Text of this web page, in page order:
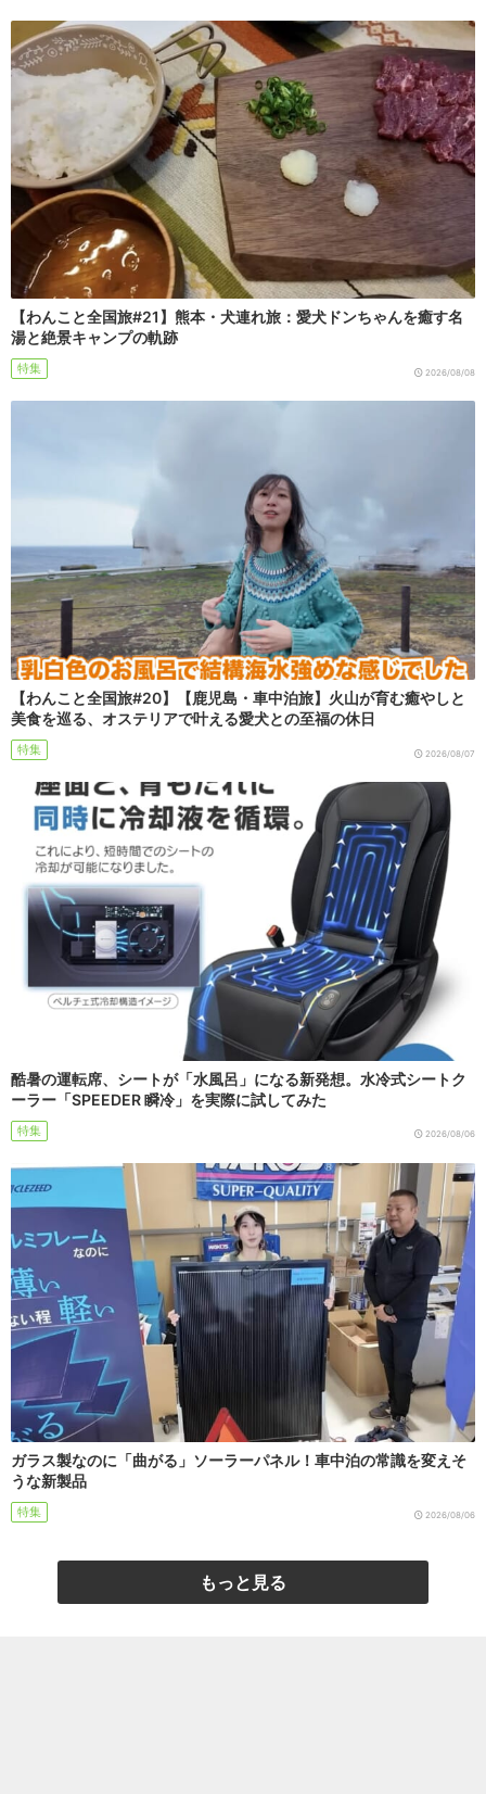
【わんこと全国旅#21】熊本・犬連れ旅：愛犬ドンちゃんを癒す名
湯と絶景キャンプの軌跡
特集 2026/08/08
【わんこと全国旅#20】【鹿児島・車中泊旅】火山が育む癒やしと
美食を巡る、オステリアで叶える愛犬との至福の休日
特集 2026/08/07
酷暑の運転席、シートが「水風呂」になる新発想。水冷式シートク
ーラー「SPEEDER 瞬冷」を実際に試してみた
特集 2026/08/06
ガラス製なのに「曲がる」ソーラーパネル！車中泊の常識を変えそ
うな新製品
特集 2026/08/06
もっと見る